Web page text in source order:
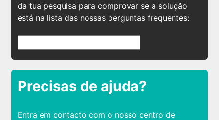
da tua pesquisa para comprovar se a solução
está na lista das nossas perguntas frequentes:
Precisas de ajuda?
Entra em contacto com o nosso centro de